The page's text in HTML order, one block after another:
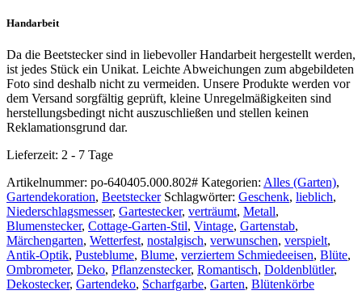
Handarbeit
Da die Beetstecker sind in liebevoller Handarbeit hergestellt werden,
ist jedes Stück ein Unikat. Leichte Abweichungen zum abgebildeten
Foto sind deshalb nicht zu vermeiden. Unsere Produkte werden vor
dem Versand sorgfältig geprüft, kleine Unregelmäßigkeiten sind
herstellungsbedingt nicht auszuschließen und stellen keinen
Reklamationsgrund dar.
Lieferzeit: 2 - 7 Tage
Artikelnummer: po-640405.000.802# Kategorien: Alles (Garten),
Gartendekoration, Beetstecker Schlagwörter: Geschenk, lieblich,
Niederschlagsmesser, Gartestecker, verträumt, Metall,
Blumenstecker, Cottage-Garten-Stil, Vintage, Gartenstab,
Märchengarten, Wetterfest, nostalgisch, verwunschen, verspielt,
Antik-Optik, Pusteblume, Blume, verziertem Schmiedeeisen, Blüte,
Ombrometer, Deko, Pflanzenstecker, Romantisch, Doldenblütler,
Dekostecker, Gartendeko, Scharfgarbe, Garten, Blütenkörbe